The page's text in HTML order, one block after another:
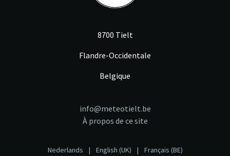
8700 Tielt
Flandre-Occidentale
Belgique
info@meteotielt.be
À propos de ce site
Nederlands | English (UK) | Français (BE)